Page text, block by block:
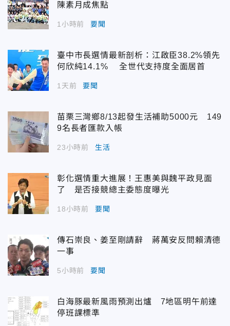
陳素月成焦點
1小時前 要聞
臺中市長選情最新剖析：江啟臣38.2%領先
何欣純14.1% 全世代支持度全面居首
1天前 要聞
苗栗三灣鄉8/13起發生活補助5000元 149
9名長者匯款入帳
23小時前 生活
彰化選情重大進展！王惠美與魏平政見面
了 是否接競總主委態度曝光
18小時前 要聞
傳石崇良、姜至剛請辭 蔣萬安反問賴清德
一事
5小時前 要聞
白海豚最新風雨預測出爐 7地區明午前達
停班課標準